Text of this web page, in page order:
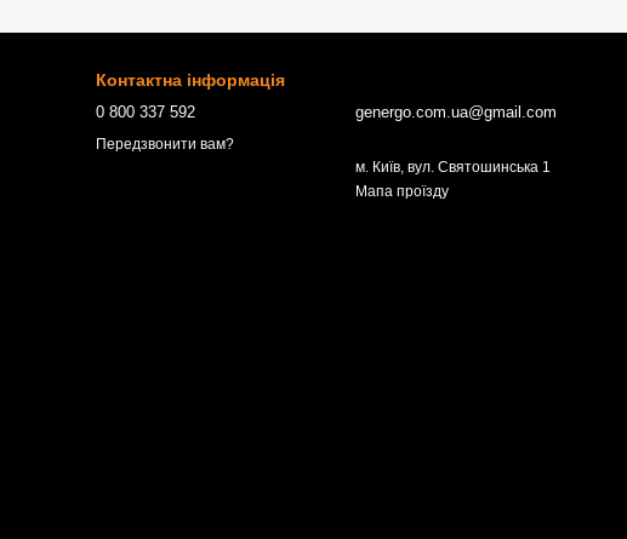
Контактна інформація
0 800 337 592
Передзвонити вам?
genergo.com.ua@gmail.com
м. Київ, вул. Святошинська 1
Мапа проїзду